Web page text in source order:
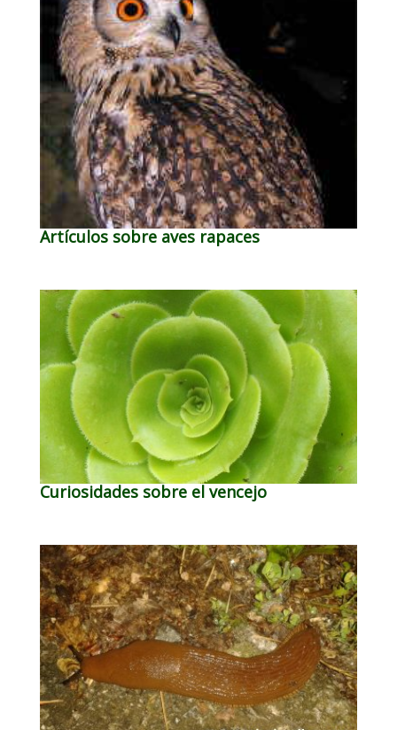
Artículos sobre aves rapaces
Curiosidades sobre el vencejo